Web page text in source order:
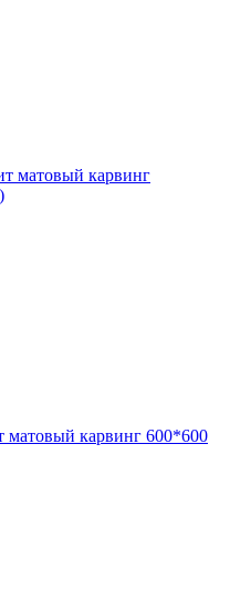
матовый карвинг
матовый карвинг 600*600